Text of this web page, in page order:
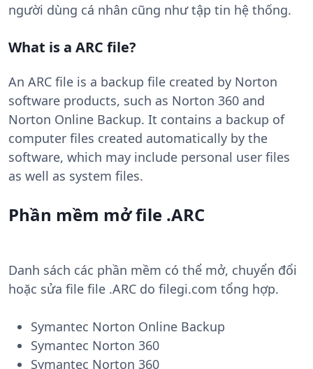
người dùng cá nhân cũng như tập tin hệ thống.
What is a ARC file?
An ARC file is a backup file created by Norton
software products, such as Norton 360 and
Norton Online Backup. It contains a backup of
computer files created automatically by the
software, which may include personal user files
as well as system files.
Phần mềm mở file .ARC
Danh sách các phần mềm có thể mở, chuyển đổi
hoặc sửa file file .ARC do filegi.com tổng hợp.
Symantec Norton Online Backup
Symantec Norton 360
Symantec Norton 360